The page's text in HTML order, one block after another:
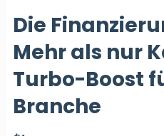
Die
Mehr als nur
Turbo-Boost
Branche